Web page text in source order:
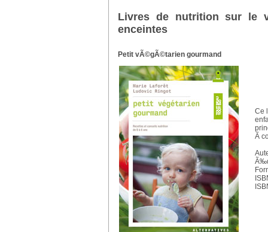
Livres de nutrition sur le
enceintes
Petit vÃ©gÃ©tarien gourmand
Ce
Ã